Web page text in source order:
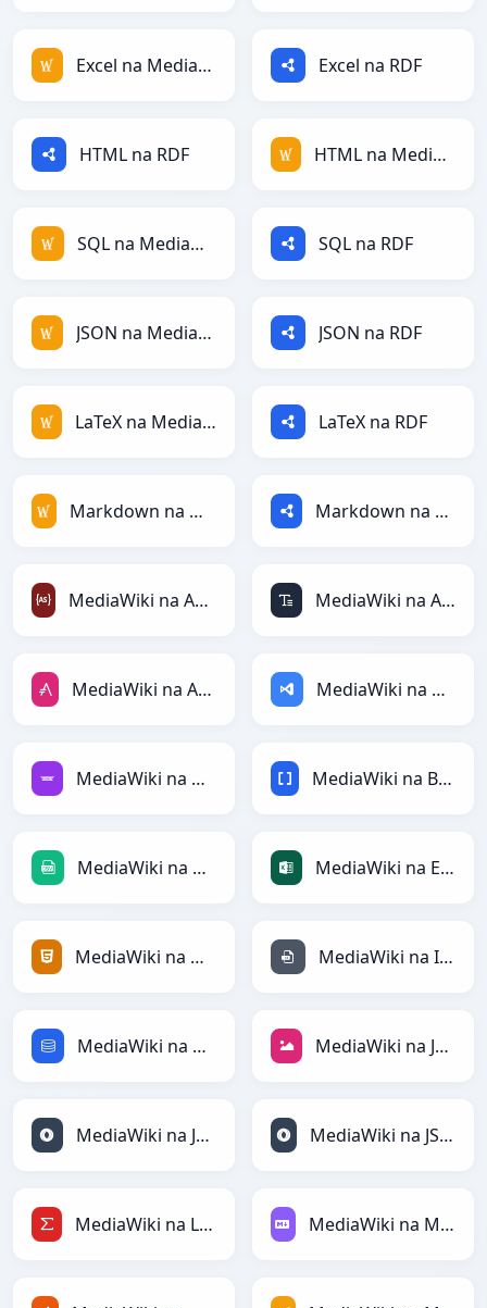
Excel na MediaWiki Excel na RDF
HTML na RDF HTML na MediaWiki
SQL na MediaWiki SQL na RDF
JSON na MediaWiki JSON na RDF
LaTeX na MediaWiki LaTeX na RDF
Markdown na MediaWiki Markdown na RDF
MediaWiki na ActionScript MediaWiki na ASCII
MediaWiki na AsciiDoc MediaWiki na ASP
MediaWiki na Avro MediaWiki na BBCode
MediaWiki na CSV MediaWiki na Excel
MediaWiki na HTML MediaWiki na INI
MediaWiki na SQL MediaWiki na JPEG
MediaWiki na JSON MediaWiki na JSONLines
MediaWiki na LaTeX MediaWiki na Markdown